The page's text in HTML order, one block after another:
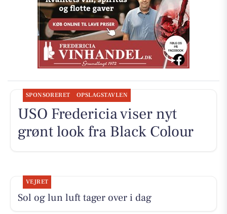
SPONSORERET OPSLAGSTAVLEN
USO Fredericia viser nyt
grønt look fra Black Colour
VEJRET
Sol og lun luft tager over i dag